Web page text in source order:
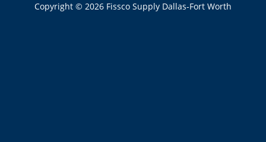
Copyright © 2026 Fissco Supply Dallas-Fort Worth